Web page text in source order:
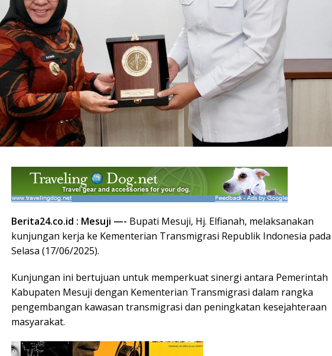
Berita24.co.id : Mesuji —- Bupati Mesuji, Hj. Elfianah, melaksanakan
kunjungan kerja ke Kementerian Transmigrasi Republik Indonesia pada
Selasa (17/06/2025).
Kunjungan ini bertujuan untuk memperkuat sinergi antara Pemerintah
Kabupaten Mesuji dengan Kementerian Transmigrasi dalam rangka
pengembangan kawasan transmigrasi dan peningkatan kesejahteraan
masyarakat.